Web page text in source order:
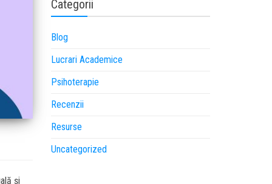
și
Categorii
Blog
Lucrari Academice
Psihoterapie
Recenzii
Resurse
Uncategorized